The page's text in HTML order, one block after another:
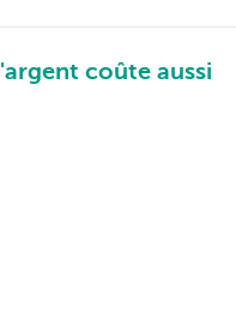
coûte aussi